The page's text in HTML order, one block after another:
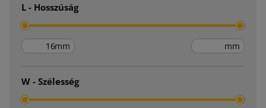
L - Hosszúság
mm mm
W - Szélesség